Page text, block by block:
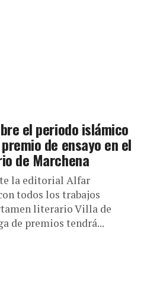
el periodo islámico
de ensayo en el
de Marchena
la editorial Alfar
todos los trabajos
literario Villa de
de premios tendrá...